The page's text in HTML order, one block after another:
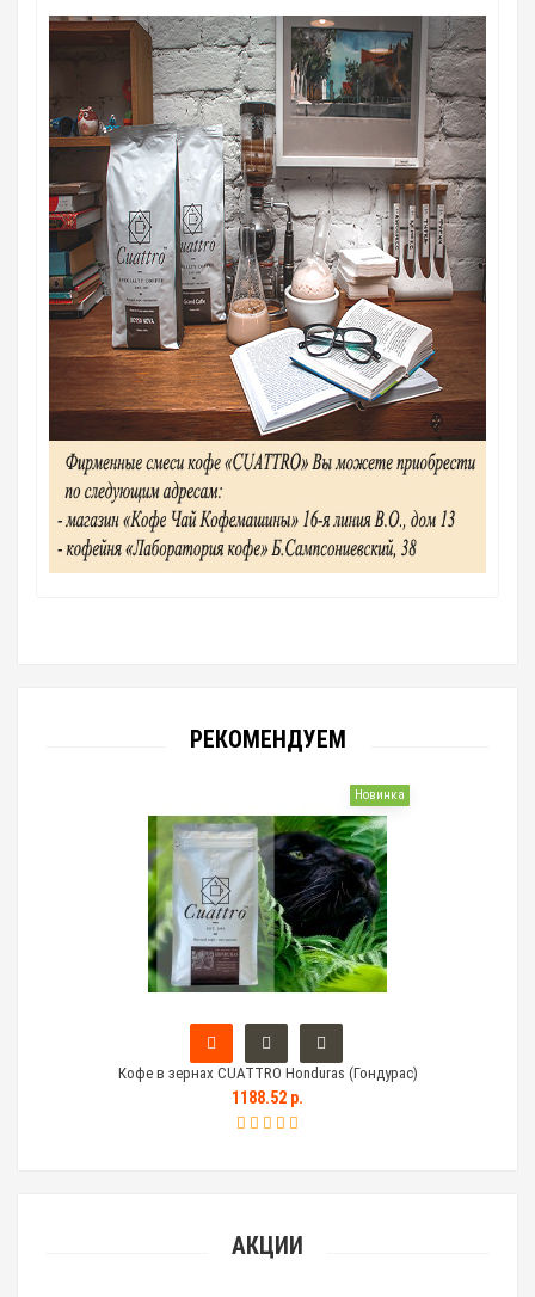
РЕКОМЕНДУЕМ
Новинка
Кофе в зернах CUATTRO Honduras (Гондурас)
1188.52 р.
АКЦИИ